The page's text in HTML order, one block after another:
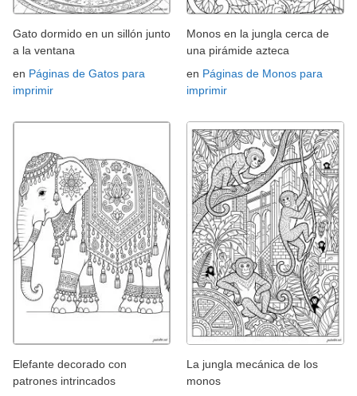
Gato dormido en un sillón junto
a la ventana
en Páginas de Gatos para
imprimir
Monos en la jungla cerca de
una pirámide azteca
en Páginas de Monos para
imprimir
Elefante decorado con
patrones intrincados
La jungla mecánica de los
monos